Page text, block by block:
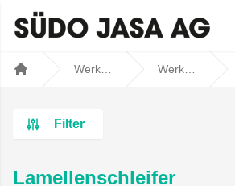
Filter
Lamellenschleifer